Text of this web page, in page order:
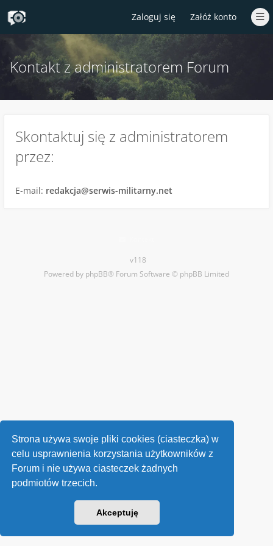
Strona używa swoje pliki cookies (ciasteczka) w
celu usprawnienia korzystania użytkowników z
Forum i nie używa ciasteczek żadnych
podmiotów trzecich.
Akceptuję
Zaloguj się Załóż konto
Kontakt z administratorem Forum
Skontaktuj się z administratorem
przez:
E-mail: redakcja@serwis-militarny.net
v118
Powered by phpBB® Forum Software © phpBB Limited